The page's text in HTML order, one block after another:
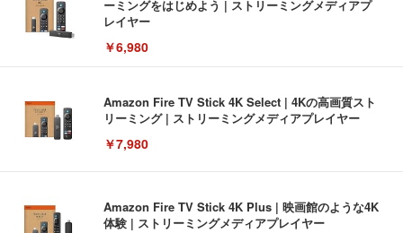
ーミングをはじめよう | ストリーミングメディアプ
レイヤー
￥6,980
Amazon Fire TV Stick 4K Select | 4Kの高画質スト
リーミング | ストリーミングメディアプレイヤー
￥7,980
Amazon Fire TV Stick 4K Plus | 映画館のような4K
体験 | ストリーミングメディアプレイヤー